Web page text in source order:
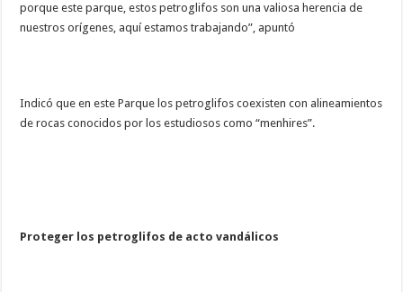
porque este parque, estos petroglifos son una valiosa herencia de
nuestros orígenes, aquí estamos trabajando”, apuntó
Indicó que en este Parque los petroglifos coexisten con alineamientos
de rocas conocidos por los estudiosos como “menhires”.
Proteger los petroglifos de acto vandálicos